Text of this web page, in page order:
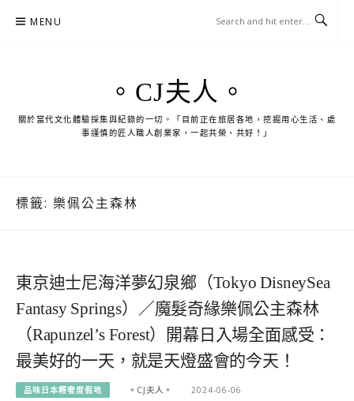
MENU
。CJ夫人。
關於當代文化體驗採集與紀錄的一切。「目前正在旅居各地，挖掘用心生活、處
事謹慎的匠人職人創業家，一起共榮、共好！」
標籤: 樂佩公主森林
東京迪士尼海洋夢幻泉鄉（Tokyo DisneySea
Fantasy Springs）／魔髮奇緣樂佩公主森林
（Rapunzel’s Forest）開幕日入場全面感受：
最美好的一天，就是天燈盛會的今天！
品味日本輕奢度假地 。CJ夫人。 2024-06-06